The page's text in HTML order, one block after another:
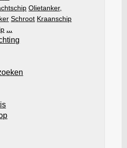
Olietanker,
Schroot Kraanschip
...